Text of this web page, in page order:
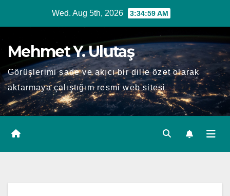
content
Wed. Aug 5th, 2026 3:35:00 AM
Mehmet Y. Ulutaş
Görüşlerimi sade ve akıcı bir dille özet olarak
aktarmaya çalıştığım resmi web sitesi